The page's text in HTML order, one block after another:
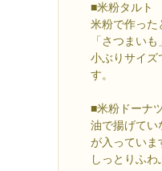
■米粉タルト
米粉で作った
「さつまい
小ぶりサイズ
す。
■米粉ドーナ
油で揚げてい
が入っていま
しっとりふわ